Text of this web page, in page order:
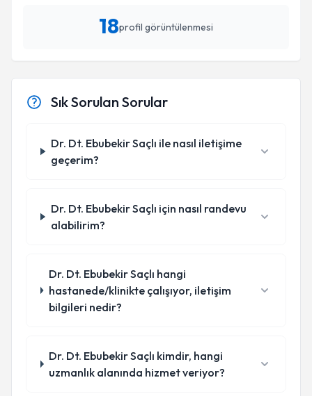
18profil görüntülenmesi
Sık Sorulan Sorular
Dr. Dt. Ebubekir Saçlı ile nasıl iletişime
geçerim?
Dr. Dt. Ebubekir Saçlı için nasıl randevu
alabilirim?
Dr. Dt. Ebubekir Saçlı hangi
hastanede/klinikte çalışıyor, iletişim
bilgileri nedir?
Dr. Dt. Ebubekir Saçlı kimdir, hangi
uzmanlık alanında hizmet veriyor?